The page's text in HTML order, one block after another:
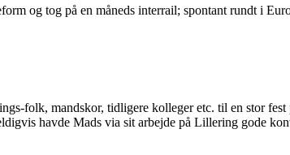
og tog på en måneds interrail; spontant rundt i
folk, mandskor, tidligere kolleger etc. til en stor
havde Mads via sit arbejde på Lillering gode